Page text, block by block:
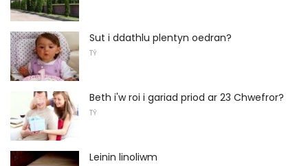
Sut i ddathlu plentyn oedran?
TŶ
Beth i'w roi i gariad priod ar 23 Chwefror?
TŶ
Leinin linoliwm